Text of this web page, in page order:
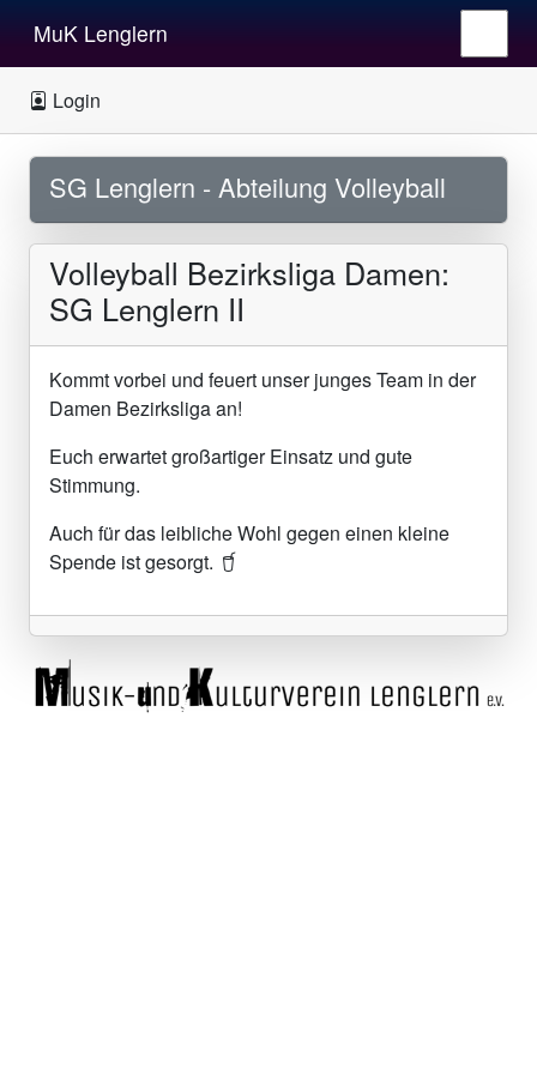
MuK Lenglern
Login
SG Lenglern - Abteilung Volleyball
Volleyball Bezirksliga Damen:
SG Lenglern II
Kommt vorbei und feuert unser junges Team in der
Damen Bezirksliga an!
Euch erwartet großartiger Einsatz und gute
Stimmung.
Auch für das leibliche Wohl gegen einen kleine
Spende ist gesorgt.